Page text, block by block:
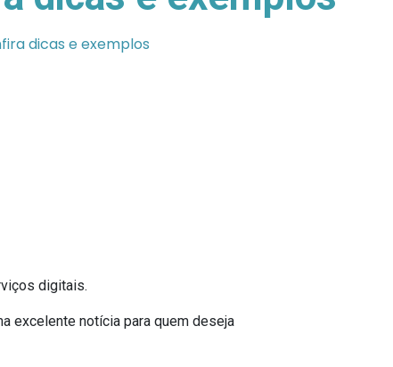
dicas e exemplos
digitais.
excelente notícia para quem deseja